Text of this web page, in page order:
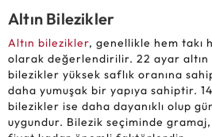
Altın Bilezikler
Altın bilezikler, genellikle hem takı
olarak değerlendirilir. 22 ayar altın
bilezikler yüksek saflık oranına
daha yumuşak bir yapıya sahiptir.
bilezikler ise daha dayanıklı olup
uygundur. Bilezik seçiminde gramaj,